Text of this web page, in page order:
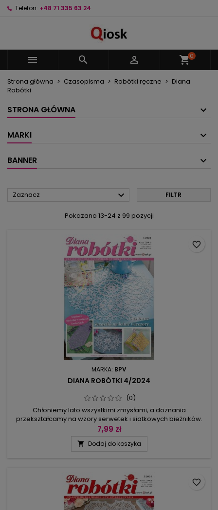
Telefon: +48 71 335 63 24
   shopping_cart0
Strona główna Czasopisma Robótki ręczne
Diana
Robótki
STRONA GŁÓWNA
MARKI
BANNER
Zaznacz  FILTR
Pokazano 13-24 z 99 pozycji
MARKA: BPV
DIANA ROBÓTKI 4/2024
(0)
Chłoniemy lato wszystkimi zmysłami, a doznania
przekształcamy na wzory serwetek i siatkowych bieżników.
Cieszymy się ciepłem letniego wieczoru spędzonego na
opisu i schematu). A na warsztacie już kolejna robótka:
7,99 zł
 Dodaj do koszyka
favorite_border
favorite_border
Nazwa listy życzeń
Musisz być zalogowany by zapisać produkty na
swojej liście życzeń.
Anuluj Zaloguj się